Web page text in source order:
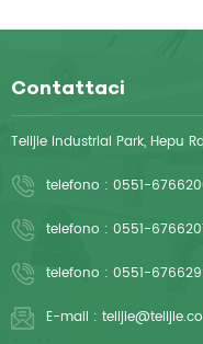
Contattaci
Telijie Industrial Park, Hepu
telefono : 0551-
telefono : 0551-
telefono : 0551-
E-mail :